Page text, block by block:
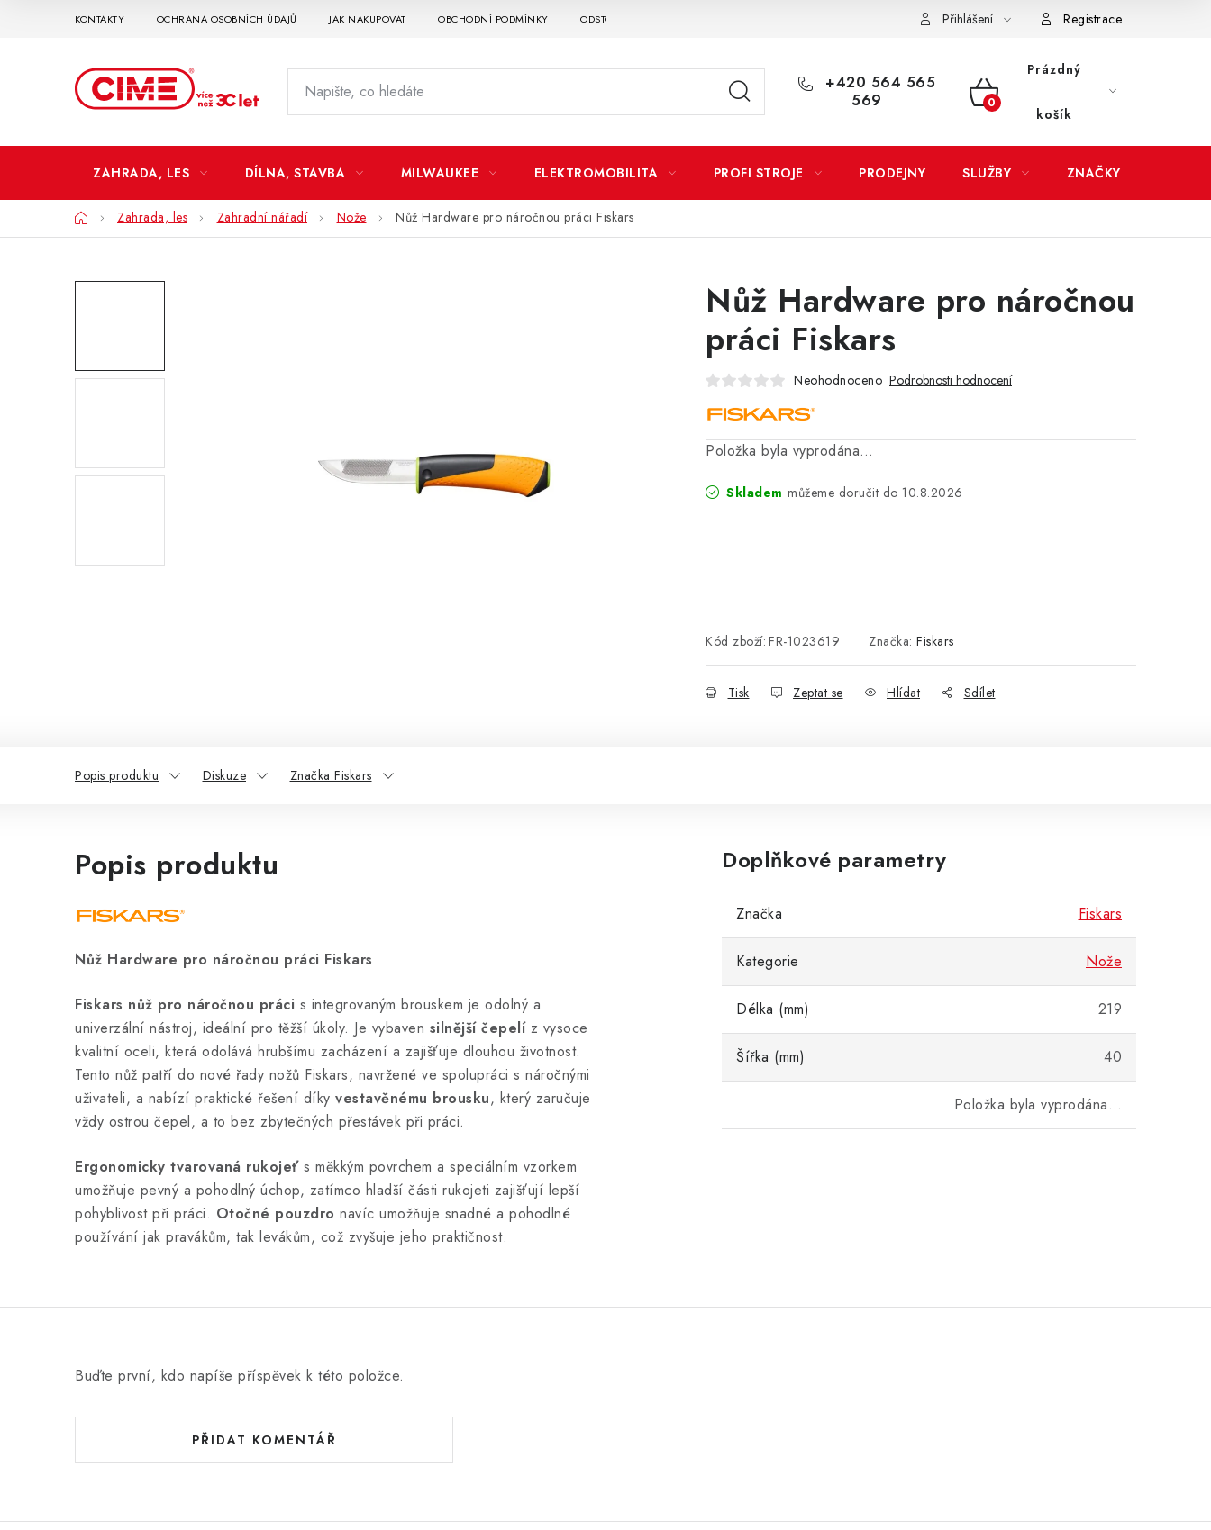
KONTAKTY OCHRANA OSOBNÍCH ÚDAJŮ JAK NAKUPOVAT OBCHODNÍ PODMÍNKY ODSTOUPENÍ OD SMLOUVY EXPEDICE ZBOŽÍ REKLAMACE ZAKOUPENÉHO ZBOŽÍ
Přihlášení Registrace
+420 564 565
569
NÁKUPNÍ
Prázdný
košík
ZAHRADA, LES DÍLNA, STAVBA MILWAUKEE ELEKTROMOBILITA PROFI STROJE PRODEJNY SLUŽBY ZNAČKY
DomůZahrada, les Zahradní nářadí Nože Nůž Hardware pro náročnou práci Fiskars
Nůž Hardware pro náročnou
práci Fiskars
Neohodnoceno Podrobnosti hodnocení
Položka byla vyprodána…
Skladem 10.8.2026
Kód zboží: FR-1023619 Značka: Fiskars
Tisk Zeptat se Hlídat Sdílet
Popis produktu Diskuze Značka Fiskars
Popis produktu
Nůž Hardware pro náročnou práci Fiskars
Fiskars nůž pro náročnou práci s integrovaným brouskem je odolný a
univerzální nástroj, ideální pro těžší úkoly. Je vybaven silnější čepelíz vysoce
kvalitní oceli, která odolává hrubšímu zacházení a zajišťuje dlouhou životnost.
Tento nůž patří do nové řady nožů Fiskars, navržené ve spolupráci s náročnými
uživateli, a nabízí praktické řešení díky vestavěnému brousku, který zaručuje
vždy ostrou čepel, a to bez zbytečných přestávek při práci.
Ergonomicky tvarovaná rukojeťs měkkým povrchem a speciálním vzorkem
umožňuje pevný a pohodlný úchop, zatímco hladší části rukojeti zajišťují lepší
pohyblivost při práci. Otočné pouzdro navíc umožňuje snadné a pohodlné
používání jak pravákům, tak levákům, což zvyšuje jeho praktičnost.
Doplňkové parametry
Značka Fiskars
Kategorie Nože
Délka (mm) 219
Šířka (mm) 40
Položka byla vyprodána…
Buďte první, kdo napíše příspěvek k této položce.
PŘIDAT KOMENTÁŘ